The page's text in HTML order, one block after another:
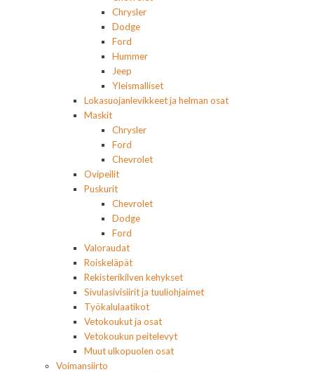
Chrysler
Dodge
Ford
Hummer
Jeep
Yleismalliset
Lokasuojanlevikkeet ja helman osat
Maskit
Chrysler
Ford
Chevrolet
Ovipeilit
Puskurit
Chevrolet
Dodge
Ford
Valoraudat
Roiskeläpät
Rekisterikilven kehykset
Sivulasivisiirit ja tuuliohjaimet
Työkalulaatikot
Vetokoukut ja osat
Vetokoukun peitelevyt
Muut ulkopuolen osat
Voimansiirto